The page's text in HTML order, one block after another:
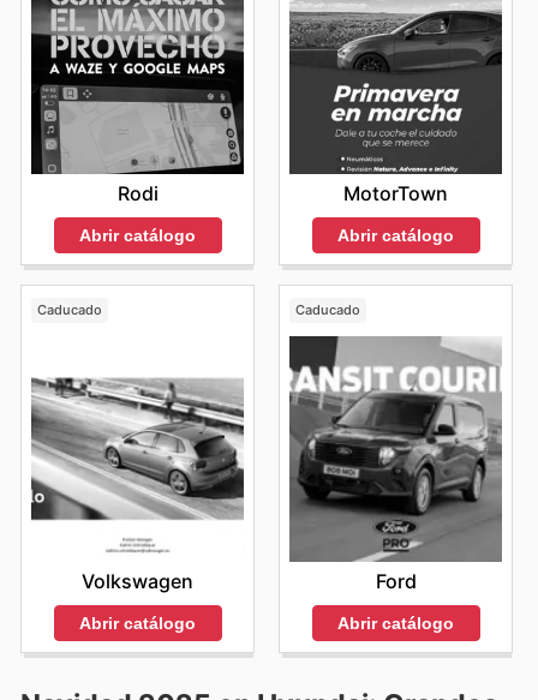
Rodi
Abrir catálogo
MotorTown
Abrir catálogo
Caducado
Volkswagen
Abrir catálogo
Caducado
Ford
Abrir catálogo